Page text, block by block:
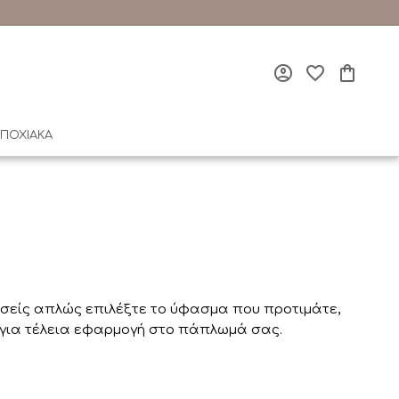
απλώς επιλέξτε το ύφασμα που προτιμάτε,
για τέλεια εφαρμογή στο πάπλωμά σας.